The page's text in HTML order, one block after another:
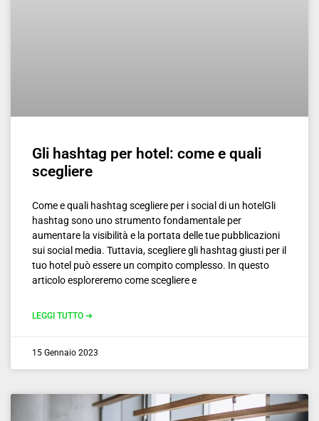
Gli hashtag per hotel: come e quali
scegliere
Come e quali hashtag scegliere per i social di un hotelGli
hashtag sono uno strumento fondamentale per
aumentare la visibilità e la portata delle tue pubblicazioni
sui social media. Tuttavia, scegliere gli hashtag giusti per il
tuo hotel può essere un compito complesso. In questo
articolo esploreremo come scegliere e
LEGGI TUTTO ➔
15 Gennaio 2023